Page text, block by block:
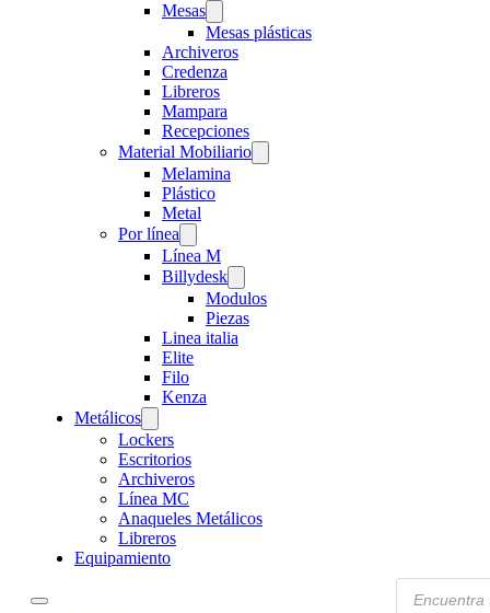
Mesas
Mesas plásticas
Archiveros
Credenza
Libreros
Mampara
Recepciones
Material Mobiliario
Melamina
Plástico
Metal
Por línea
Línea M
Billydesk
Modulos
Piezas
Linea italia
Elite
Filo
Kenza
Metálicos
Lockers
Escritorios
Archiveros
Línea MC
Anaqueles Metálicos
Libreros
Equipamiento
Products
search